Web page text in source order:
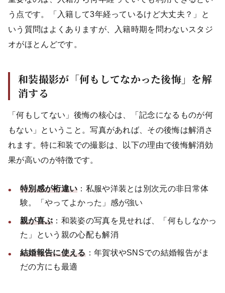
う点です。「入籍して3年経っているけど大丈夫？」と
いう質問はよくありますが、入籍時期を問わないスタジ
オがほとんどです。
和装撮影が「何もしてなかった後悔」を解
消する
「何もしてない」後悔の核心は、「記念になるものが何
もない」ということ。写真があれば、その後悔は解消さ
れます。特に和装での撮影は、以下の理由で後悔解消効
果が高いのが特徴です。
特別感が桁違い ：私服や洋装とは別次元の非日常体
験。「やってよかった」感が強い
親が喜ぶ ：和装姿の写真を見せれば、「何もしなかっ
た」という親の心配も解消
結婚報告に使える：年賀状やSNSでの結婚報告がま
だの方にも最適